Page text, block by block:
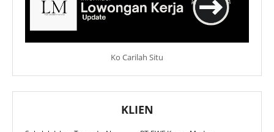
Ko Carilah Situ
KLIEN